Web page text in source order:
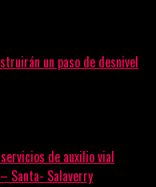
un paso de desnivel
de auxilio vial
Santa- Salaverry